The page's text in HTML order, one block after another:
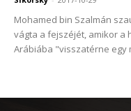
Mohamed bin Szalmán
vágta a fejszéjét, amikor a
Arábiába "visszatérne egy